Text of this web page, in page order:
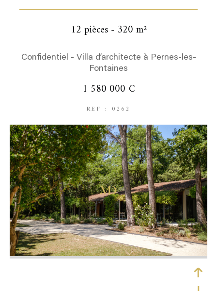
12 pièces - 320 m²
Confidentiel - Villa d’architecte à Pernes-les-
Fontaines
1 580 000 €
REF : 0262